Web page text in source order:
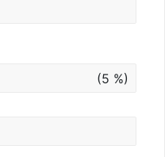
(5 %)